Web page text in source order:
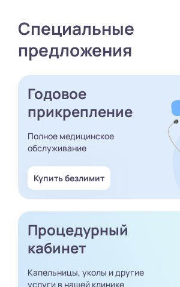
Специальные
предложения
Годовое
прикрепление
Полное медицинское
обслуживание
Купить безлимит
Процедурный
кабинет
Капельницы, уколы и другие
услуги в нашей клинике